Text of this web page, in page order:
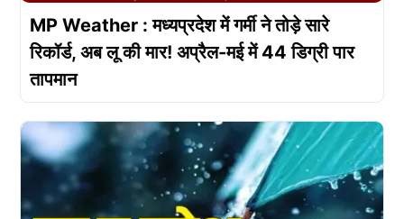
MP Weather : मध्यप्रदेश में गर्मी ने तोड़े सारे
रिकॉर्ड, अब लू की मार! अप्रैल-मई में 44 डिग्री पार
तापमान